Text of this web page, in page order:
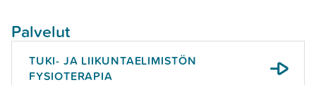
Palvelut
TUKI- JA LIIKUNTAELIMISTÖN
FYSIOTERAPIA